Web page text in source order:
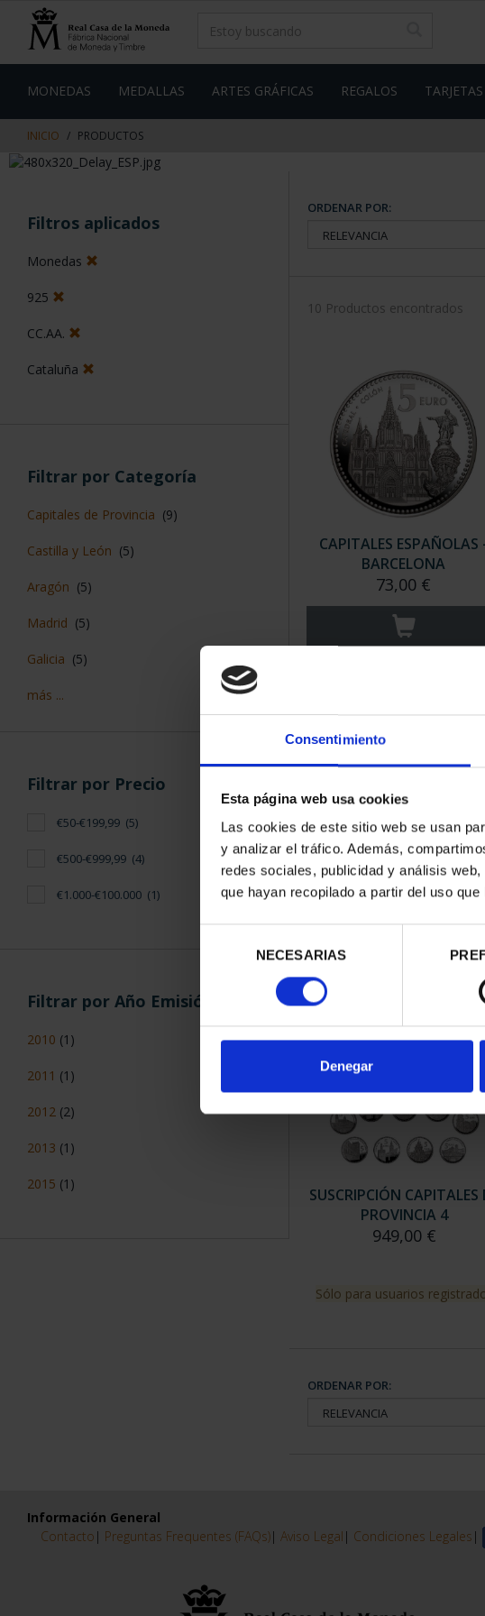
Consentimiento
Esta página web usa cookies
Las cookies de este sitio web se usan
y analizar el tráfico. Además,
redes sociales, publicidad y análisis
que hayan recopilado a partir del uso
consentimiento
NECESARIAS
Denegar
contenido
de
MONEDAS MEDALLAS ARTES GRÁFICAS REGALOS
INICIO PRODUCTOS
Filtros aplicados
Monedas
925
CC.AA.
Cataluña
Filtrar por Categoría
Capitales de Provincia (9)
Castilla y León (5)
Aragón (5)
Madrid (5)
Galicia (5)
más ...
Filtrar por Precio
€50-€199,99 (5)
€500-€999,99 (4)
€1.000-€100.000 (1)
Filtrar por Año Emisión
2010 (1)
2011 (1)
2012 (2)
2013 (1)
2015 (1)
ORDENAR POR:
10 Productos encontrados
CAPITALES ESPAÑOLAS
BARCELONA
73,00 €
CIUDADES PATRIMONIO
TARRAGONA
SUSCRIPCIÓN CAPITALES
PROVINCIA 4
949,00 €
Sólo para usuarios
ORDENAR POR:
Información General
Contacto | Preguntas Frequentes (FAQs)| Aviso Legal | Condiciones Legales |